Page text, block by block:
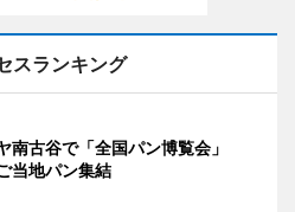
スランキング
南古谷で「全国パン博覧会」
当地パン集結